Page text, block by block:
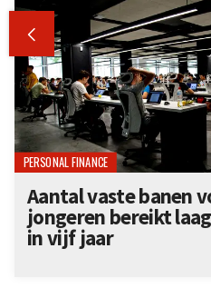

PERSONAL FINANCE
Aantal vaste banen
jongeren bereikt
in vijf jaar